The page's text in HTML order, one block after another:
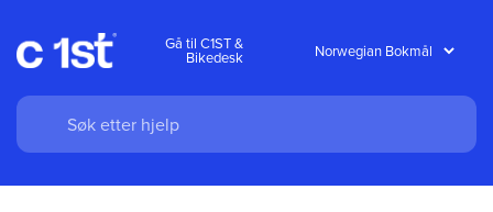
Gå til C1ST &
Bikedesk